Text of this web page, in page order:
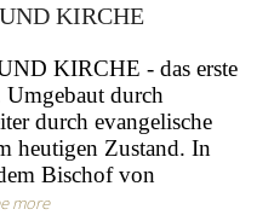
KIRCHE
KIRCHE - das erste
Umgebaut durch
durch evangelische
heutigen Zustand. In
Bischof von
more